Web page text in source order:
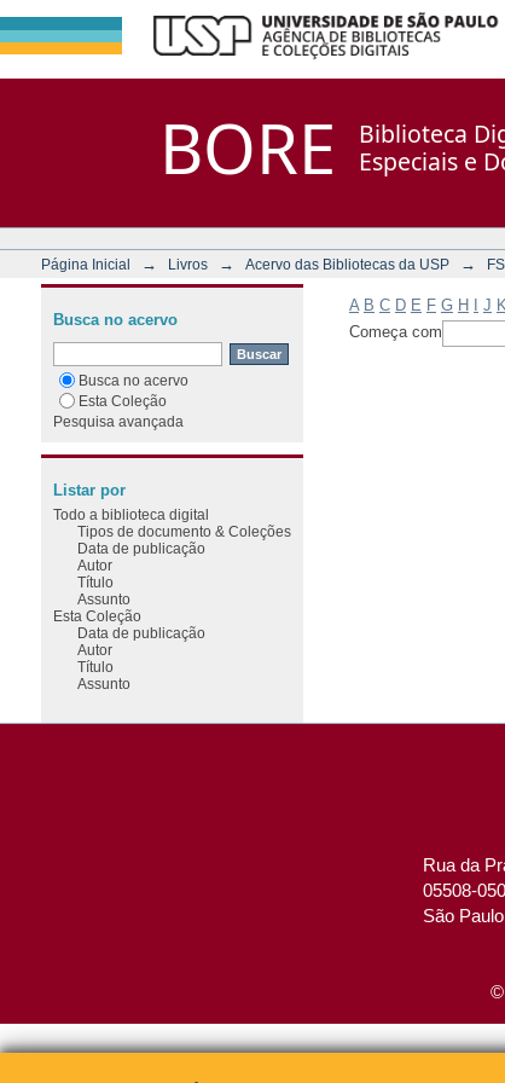
BORE
Biblioteca
Especiais e
Página Inicial → Livros → Acervo das Bibliotecas da USP →
A B C D E F G H J K
Começa com
Busca no acervo
Busca no acervo
Esta Coleção
Pesquisa avançada
Listar por
Todo a biblioteca digital
Tipos de documento & Coleções
Data de publicação
Autor
Título
Assunto
Esta Coleção
Data de publicação
Autor
Título
Assunto
Rua da
05508-
São
©